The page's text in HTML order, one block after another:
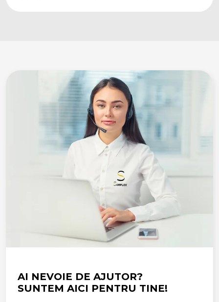
AI NEVOIE DE AJUTOR?
SUNTEM AICI PENTRU TINE!